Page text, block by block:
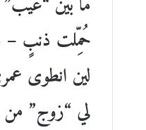
حُمِّلت ذنبٍ –
لين انطوى
لي “زوج” من